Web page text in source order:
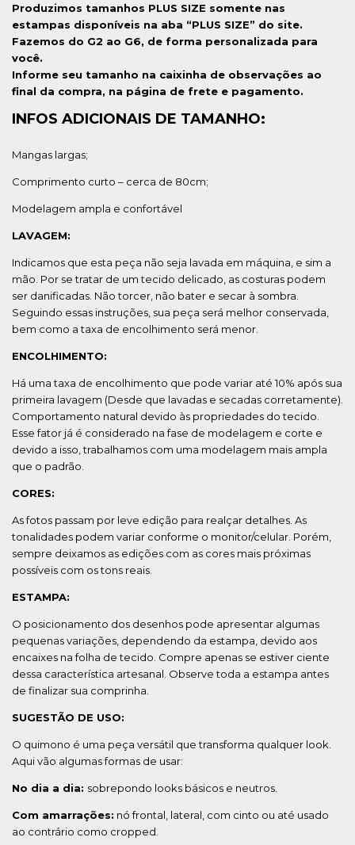
Produzimos tamanhos PLUS SIZE somente nas
estampas disponíveis na aba “PLUS SIZE” do site.
Fazemos do G2 ao G6, de forma personalizada para
você.
Informe seu tamanho na caixinha de observações ao
final da compra, na página de frete e pagamento.
INFOS ADICIONAIS DE TAMANHO:
Mangas largas;
Comprimento curto – cerca de 80cm;
Modelagem ampla e confortável
LAVAGEM:
Indicamos que esta peça não seja lavada em máquina, e sim a
mão. Por se tratar de um tecido delicado, as costuras podem
ser danificadas. Não torcer, não bater e secar à sombra.
Seguindo essas instruções, sua peça será melhor conservada,
bem como a taxa de encolhimento será menor.
ENCOLHIMENTO:
Há uma taxa de encolhimento que pode variar até 10% após sua
primeira lavagem (Desde que lavadas e secadas corretamente).
Comportamento natural devido às propriedades do tecido.
Esse fator já é considerado na fase de modelagem e corte e
devido a isso, trabalhamos com uma modelagem mais ampla
que o padrão.
CORES:
As fotos passam por leve edição para realçar detalhes. As
tonalidades podem variar conforme o monitor/celular. Porém,
sempre deixamos as edições com as cores mais próximas
possíveis com os tons reais.
ESTAMPA:
O posicionamento dos desenhos pode apresentar algumas
pequenas variações, dependendo da estampa, devido aos
encaixes na folha de tecido. Compre apenas se estiver ciente
dessa característica artesanal. Observe toda a estampa antes
de finalizar sua comprinha.
SUGESTÃO DE USO:
O quimono é uma peça versátil que transforma qualquer look.
Aqui vão algumas formas de usar:
No dia a dia: sobrepondo looks básicos e neutros.
Com amarrações: nó frontal, lateral, com cinto ou até usado
ao contrário como cropped.